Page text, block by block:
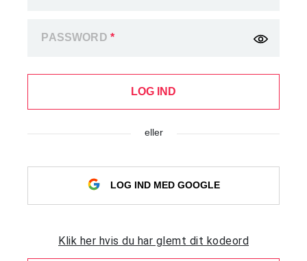
PASSWORD *
LOG IND
eller
LOG IND MED GOOGLE
Klik her hvis du har glemt dit kodeord